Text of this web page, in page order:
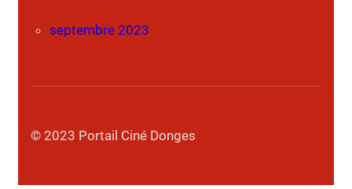
septembre 2023
© 2023 Portail Ciné Donges